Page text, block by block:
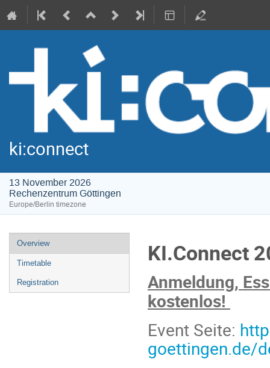
ki:connect
13 November 2026
Rechenzentrum Göttingen
Europe/Berlin timezone
Event
menu
Overview
Timetable
Registration
KI.Connect
Anmeldung,
kostenlos!
Event Seite:
goettingen.de/